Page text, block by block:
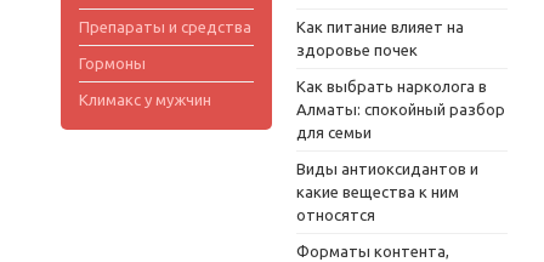
Препараты и средства
Гормоны
Климакс у мужчин
Как питание влияет на
здоровье почек
Как выбрать нарколога в
Алматы: спокойный разбор
для семьи
Виды антиоксидантов и
какие вещества к ним
относятся
Форматы контента,